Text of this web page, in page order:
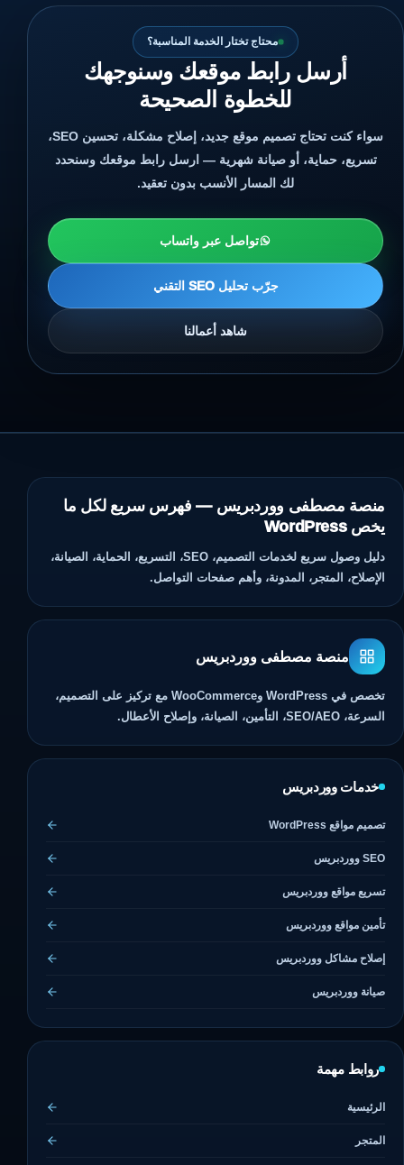
محتاج تختار الخدمة المناسبة؟
أرسل رابط موقعك وسنوجهك
للخطوة الصحيحة
سواء كنت تحتاج تصميم موقع جديد، إصلاح مشكلة، تحسين SEO،
تسريع، حماية، أو صيانة شهرية — ارسل رابط موقعك وسنحدد
لك المسار الأنسب بدون تعقيد.
تواصل عبر واتساب
جرّب تحليل SEO التقني
شاهد أعمالنا
منصة مصطفى ووردبريس — فهرس سريع لكل ما
يخص WordPress
دليل وصول سريع لخدمات التصميم، SEO، التسريع، الحماية، الصيانة،
الإصلاح، المتجر، المدونة، وأهم صفحات التواصل.
منصة مصطفى ووردبريس
تخصص في WordPress وWooCommerce مع تركيز على التصميم،
السرعة، SEO/AEO، التأمين، الصيانة، وإصلاح الأعطال.
خدمات ووردبريس
تصميم مواقع WordPress
SEO ووردبريس
تسريع مواقع ووردبريس
تأمين مواقع ووردبريس
إصلاح مشاكل ووردبريس
صيانة ووردبريس
روابط مهمة
الرئيسية
المتجر